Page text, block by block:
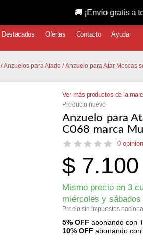
Destacados Ofertas Contacto Ayuda
/Anzuelos para Atado / Anzuelo para Atar Moscas
Ver más productos de la
Producto nuevo
Anzuelo para
C068 marca
0
$7.100
Mismo precio en 3
miércoles y sábados
Precio sin impuestos
5% OFF abonando con
10% OFF abonando con
🚚 ¡Envío gratis a todo el